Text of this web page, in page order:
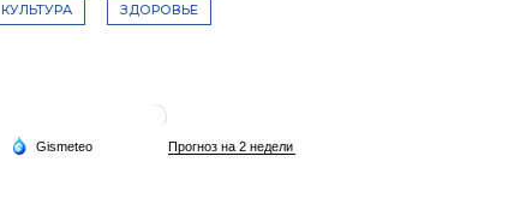
КУЛЬТУРА ЗДОРОВЬЕ